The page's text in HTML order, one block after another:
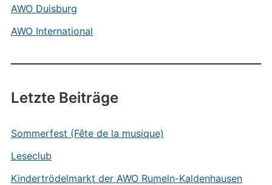
AWO Duisburg
AWO International
Letzte Beiträge
Sommerfest (Fête de la musique)
Leseclub
Kindertrödelmarkt der AWO Rumeln-Kaldenhausen